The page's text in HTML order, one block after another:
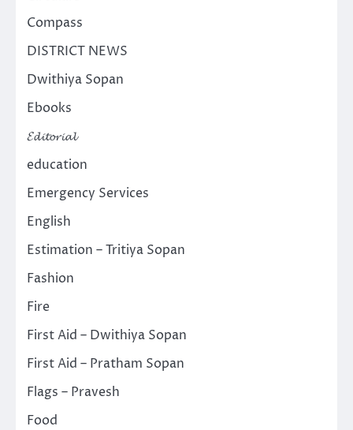
Compass
DISTRICT NEWS
Dwithiya Sopan
Ebooks
𝓔𝓭𝓲𝓽𝓸𝓻𝓲𝓪𝓵
education
Emergency Services
English
Estimation – Tritiya Sopan
Fashion
Fire
First Aid – Dwithiya Sopan
First Aid – Pratham Sopan
Flags – Pravesh
Food